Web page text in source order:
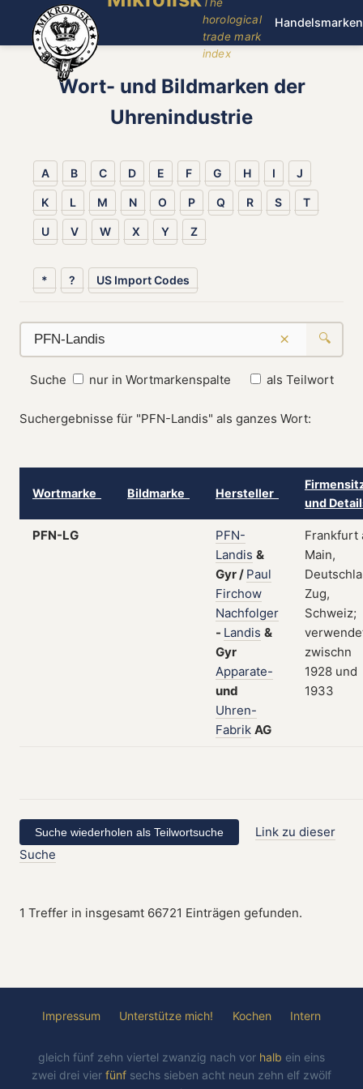
horological
trade mark
index
Handelsmarken
Wort- und Bildmarken der
Uhrenindustrie
A B C D E F G H I J
K L M N O P Q R S T
U V W X Y Z
* ? US Import Codes
× 🔍
Suche nur in Wortmarkenspalte als Teilwort
Suchergebnisse für "PFN-Landis" als ganzes Wort:
Wortmarke Bildmarke Hersteller
und
PFN-LG
PFN-
Landis &
Gyr/ Paul
Firchow
Nachfolger
- Landis &
Gyr
Apparate-
und
Uhren-
Fabrik AG
Frankfurt
Main,
Zug,
Schweiz;
zwischn
1928 und
1933
Link zu dieser
Suche
1 Treffer in insgesamt 66721 Einträgen gefunden.
Impressum Unterstütze mich! Kochen Intern
gleich fünf zehn viertel zwanzig nach vor halb ein eins
zwei drei vier fünf sechs sieben acht neun zehn elf zwölf